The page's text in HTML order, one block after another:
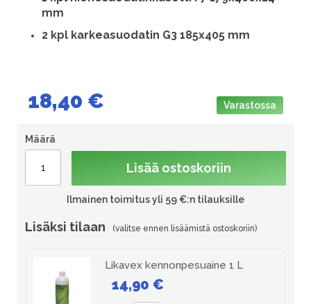
mm
2 kpl karkeasuodatin G3 185x405 mm
18,40 € Varastossa
Määrä
Lisää ostoskoriin
Ilmainen toimitus yli 59 €:n tilauksille
Lisäksi tilaan
Likavex kennonpesuaine 1 L
14,90 €
images
gallery